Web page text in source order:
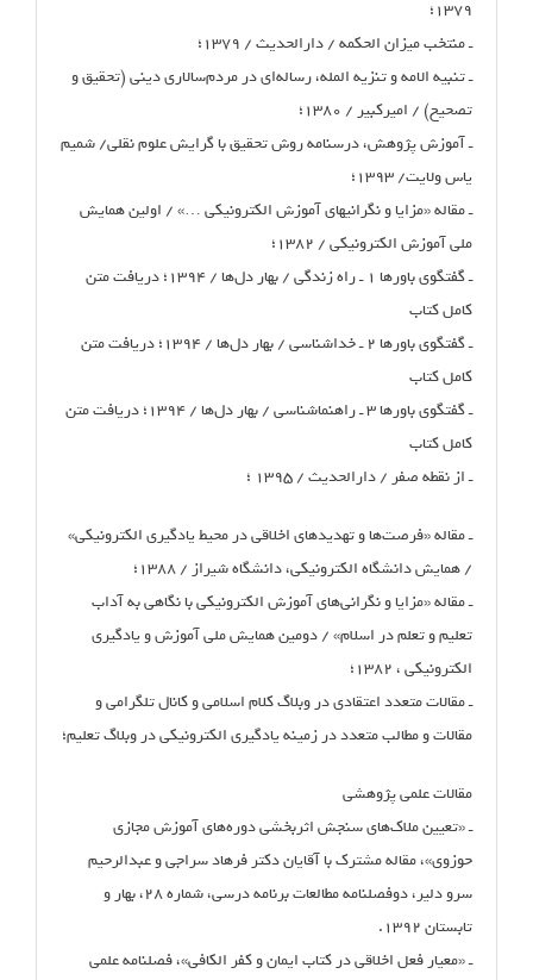
۱۳۷۹؛
ـ منتخب میزان الحکمه / دارالحدیث / ۱۳۷۹؛
ـ تنبیه‌ الامه و تنزیه ‌المله، رساله‌ای در مردم‌سالاری دینی (تحقیق و
تصحیح) / امیرکبیر / ۱۳۸۰؛
ـ آموزش پژوهش، درسنامه روش تحقیق با گرایش علوم نقلی/ شمیم
یاس ولایت/ ۱۳۹۳؛
ـ مقاله «مزایا و نگرانیهای آموزش الکترونیکی …» / اولین همایش
ملی آموزش الکترونیکی / ۱۳۸۲؛
ـ گفتگوی باورها ۱ ـ راه زندگی / بهار دل‌ها / ۱۳۹۴؛ دریافت متن
کامل کتاب
ـ گفتگوی باورها ۲ ـ خداشناسی / بهار دل‌ها / ۱۳۹۴؛ دریافت متن
کامل کتاب
ـ گفتگوی باورها ۳ ـ راهنماشناسی / بهار دل‌ها / ۱۳۹۴؛ دریافت متن
کامل کتاب
ـ از نقطه صفر / دارالحدیث / ۱۳۹۵ ؛
ـ مقاله «فرصت‌ها و تهدیدهای اخلاقی در محیط یادگیری الکترونیکی»
/ همایش دانشگاه الکترونیکی، دانشگاه شیراز / ۱۳۸۸؛
ـ مقاله «مزایا و نگرانی‌های آموزش الکترونیکی با نگاهی به آداب
تعلیم و تعلم در اسلام» / دومین همایش ملی آموزش و یادگیری
الکترونیکی ، ۱۳۸۲؛
ـ مقالات متعدد اعتقادی در وبلاگ کلام اسلامی و کانال تلگرامی و
مقالات و مطالب متعدد در زمینه یادگیری الکترونیکی در وبلاگ تعلیم؛
مقالات علمی پژوهشی
ـ «تعیین ملاک‌های سنجش اثربخشی دوره‌های آموزش مجازی
حوزوی»، مقاله مشترک با آقایان دکتر فرهاد سراجی و عبدالرحیم
سرو دلیر، دوفصلنامه مطالعات برنامه درسی، شماره ۲۸، بهار و
تابستان ۱۳۹۲.
ـ «معیار فعل اخلاقی در کتاب ایمان و کفر الکافی»، فصلنامه علمی